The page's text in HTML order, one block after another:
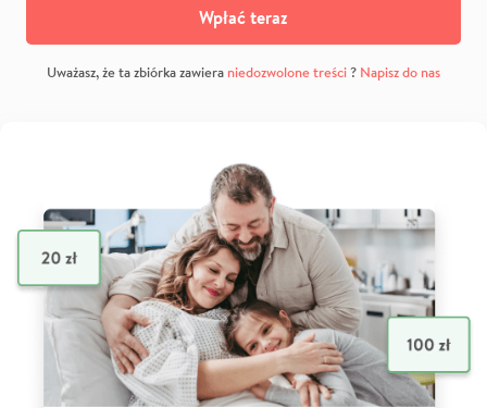
Wpłać teraz
Uważasz, że ta zbiórka zawiera niedozwolone treści? Napisz do nas